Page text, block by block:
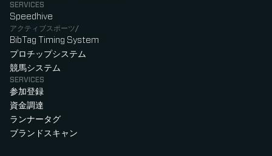
SERVICES
Speedhive
アクティブスポーツ/
BibTag Timing System
プロチップシステム
競馬システム
SERVICES
参加登録
資金調達
ランナータグ
ブランドスキャン